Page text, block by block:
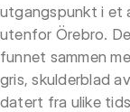
utgangspunkt i et
utenfor Örebro.
funnet sammen
gris, skulderblad
datert fra ulike